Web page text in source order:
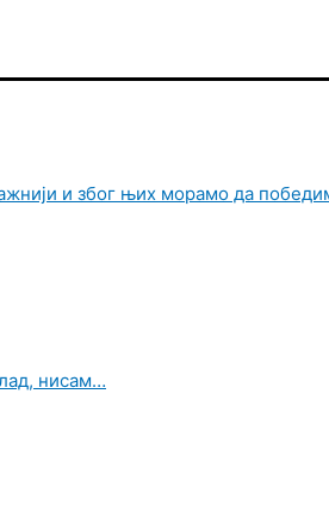
и због њих морамо да
нисам…